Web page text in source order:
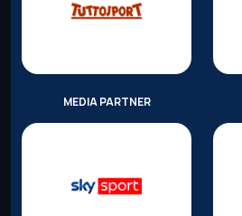
MEDIA PARTNER